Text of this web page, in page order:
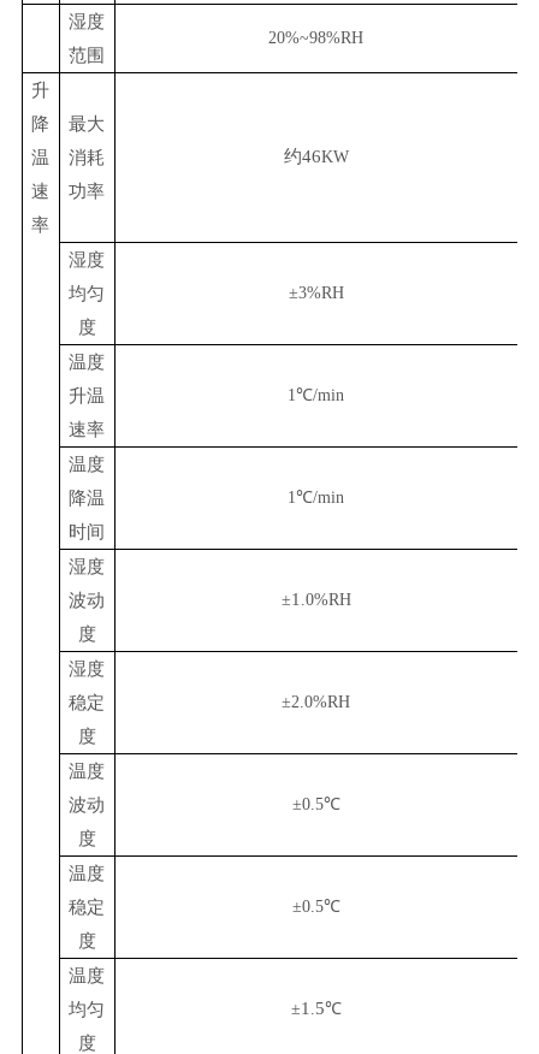
湿度
范围
20%~98%RH
升
降
温
速
率
最大
消耗
功率
约46KW
湿度
均匀
度
±3%RH
温度
升温
速率
1℃/min
温度
降温
时间
1℃/min
湿度
波动
度
±1 .0%RH
湿度
稳定
度
±2.0%RH
温度
波动
度
±0.5℃
温度
稳定
度
±0.5℃
温度
均匀
度
±1 5℃